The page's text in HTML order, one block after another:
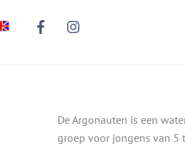
De Argonauten is een
groep voor jongens van 5